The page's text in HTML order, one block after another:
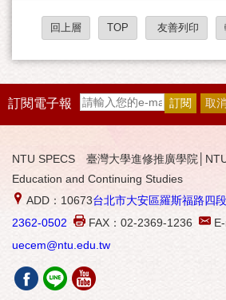
回上層 TOP 友善列印
訂閱電子報
NTU SPECS 臺灣大學進修推廣學院
Education and Continuing Studies
ADD：10673台北市大安區羅斯福路四
2362-0502
FAX：02-2369-1236
uecem@ntu.edu.tw